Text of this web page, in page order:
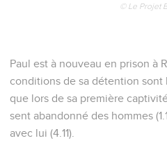
© Le Projet
Paul est à nouveau en prison à
conditions de sa détention sont
que lors de sa première
sent abandonné des hommes
avec lui (4.11).